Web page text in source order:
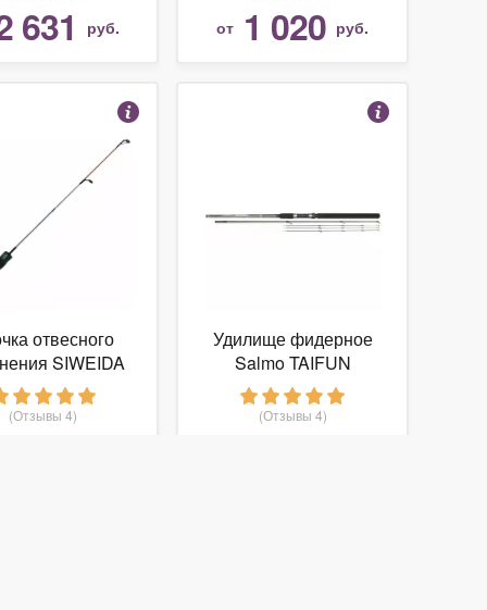
631 руб. от 1 020 руб.
отвесного
SIWEIDA
Crocodile B1
(2500001),
(Отзывы 4)
Удилище фидерное
Salmo TAIFUN
FEEDER 360 (3134-
360)
(Отзывы 4)